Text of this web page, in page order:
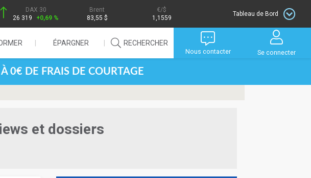
DAX 30
26 319
+0,69 %
Brent
83,55 $
/$
1,1559
Tableau de Bord
ÉPARGNER RECHERCHER
Nous contacter Se connecter
0€ DE FRAIS DE COURTAGE
et dossiers